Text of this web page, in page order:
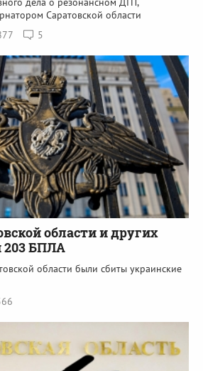
Саратовской области
5
области и других
203 БПЛА
области были сбиты украинские